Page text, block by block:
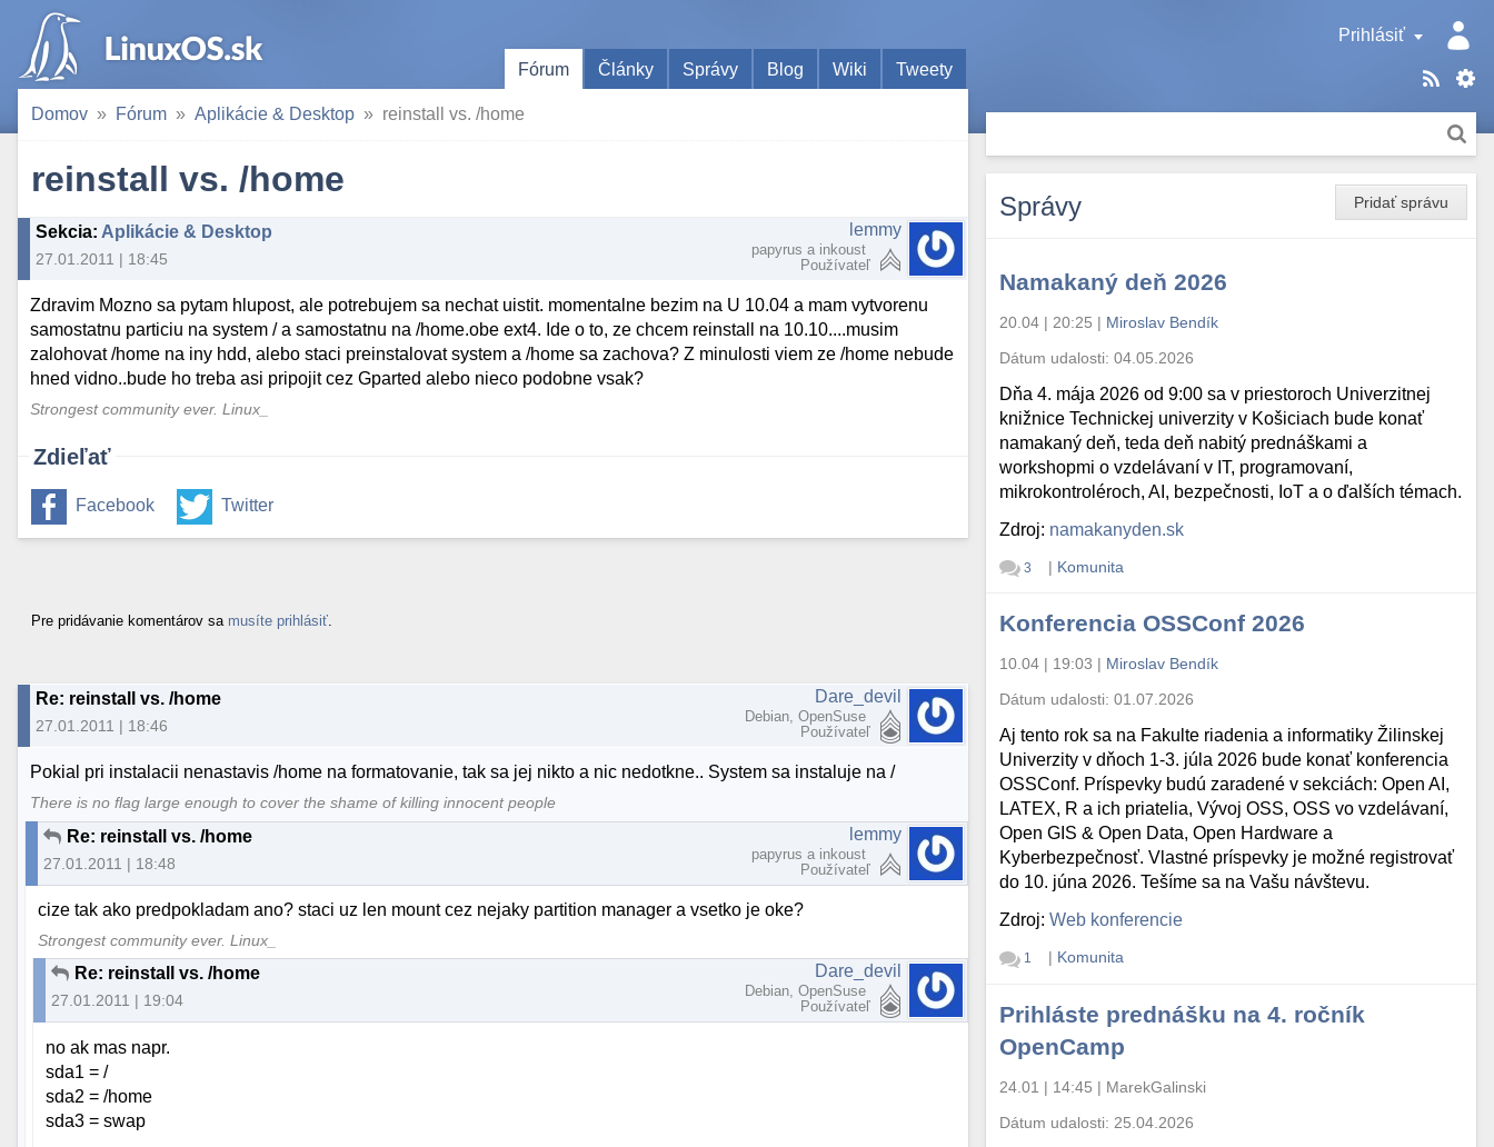
Prihlásiť
Fórum
Články Správy Blog Wiki Tweety
Domov Fórum Aplikácie & Desktop reinstall vs. /home
reinstall vs. /home
Sekcia: Aplikácie & Desktop
27.01.2011 | 18:45
lemmy
papyrus a inkoust
Používateľ
Zdravim Mozno sa pytam hlupost, ale potrebujem sa nechat uistit. momentalne bezim na U 10.04 a mam vytvorenu
samostatnu particiu na system / a samostatnu na /home.obe ext4. Ide o to, ze chcem reinstall na 10.10....musim
zalohovat /home na iny hdd, alebo staci preinstalovat system a /home sa zachova? Z minulosti viem ze /home nebude
hned vidno..bude ho treba asi pripojit cez Gparted alebo nieco podobne vsak?
Strongest community ever. Linux_
Zdieľať
Facebook Twitter
Pre pridávanie komentárov sa musíte prihlásiť
Re: reinstall vs. /home
27.01.2011 | 18:46
Dare_devil
Debian, OpenSuse
Používateľ
Pokial pri instalacii nenastavis /home na formatovanie, tak sa jej nikto a nic nedotkne.. System sa instaluje na /
There is no flag large enough to cover the shame of killing innocent people
Re: reinstall vs. /home
27.01.2011 | 18:48
lemmy
papyrus a inkoust
Používateľ
cize tak ako predpokladam ano? staci uz len mount cez nejaky partition manager a vsetko je oke?
Strongest community ever. Linux_
Re: reinstall vs. /home
27.01.2011 | 19:04
Dare_devil
Debian, OpenSuse
Používateľ
no ak mas napr.
sda1 = /
sda2 = /home
sda3 = swap
Pridať správu
Správy
Namakaný deň 2026
20.04 | 20:25 | Miroslav Bendík
Dátum udalosti:04.05.2026
Dňa 4. mája 2026 od 9:00 sa v priestoroch Univerzitnej
knižnice Technickej univerzity v Košiciach bude konať
namakaný deň, teda deň nabitý prednáškami a
workshopmi o vzdelávaní v IT, programovaní,
mikrokontroléroch, AI, bezpečnosti, IoT a o ďalších témach.
Zdroj: namakanyden.sk
3 | Komunita
Konferencia OSSConf 2026
10.04 | 19:03 | Miroslav Bendík
Dátum udalosti:01.07.2026
Aj tento rok sa na Fakulte riadenia a informatiky Žilinskej
Univerzity v dňoch 1-3. júla 2026 bude konať konferencia
OSSConf. Príspevky budú zaradené v sekciách: Open AI,
LATEX, R a ich priatelia, Vývoj OSS, OSS vo vzdelávaní,
Open GIS & Open Data, Open Hardware a
Kyberbezpečnosť. Vlastné príspevky je možné registrovať
do 10. júna 2026. Tešíme sa na Vašu návštevu.
Zdroj:Web konferencie
1 | Komunita
Prihláste prednášku na 4. ročník
OpenCamp
24.01 | 14:45 | MarekGalinski
Dátum udalosti: 25.04.2026